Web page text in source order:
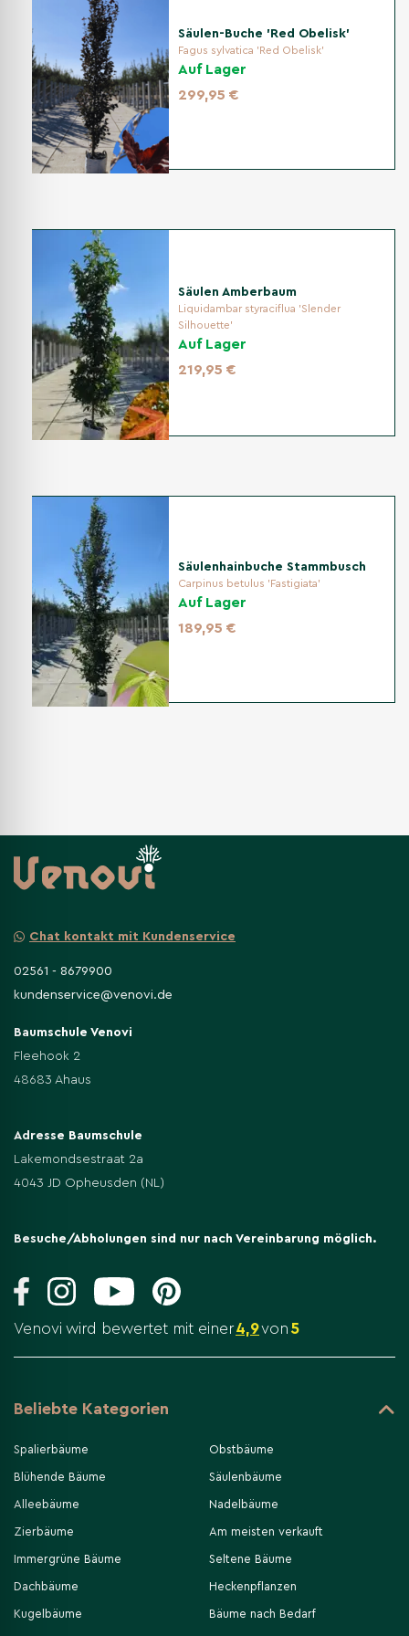
Säulen-Buche 'Red Obelisk'
Fagus sylvatica 'Red Obelisk'
Auf Lager
299,95 €
Säulen Amberbaum
Liquidambar styraciflua 'Slender
Silhouette'
Auf Lager
219,95 €
Säulenhainbuche Stammbusch
Carpinus betulus 'Fastigiata'
Auf Lager
189,95 €
Chat kontakt mit Kundenservice
02561 - 8679900
kundenservice@venovi.de
Baumschule Venovi
Fleehook 2
48683 Ahaus
Adresse Baumschule
Lakemondsestraat 2a
4043 JD Opheusden (NL)
Besuche/Abholungen sind nur nach Vereinbarung möglich.
Venovi wird bewertet mit einer4,9von 5
Beliebte Kategorien
Spalierbäume
Blühende Bäume
Alleebäume
Zierbäume
Immergrüne Bäume
Dachbäume
Kugelbäume
Obstbäume
Säulenbäume
Nadelbäume
Am meisten verkauft
Seltene Bäume
Heckenpflanzen
Bäume nach Bedarf